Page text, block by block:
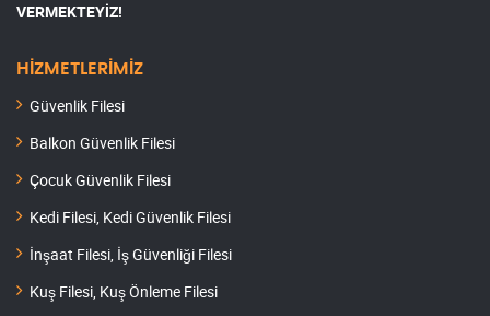
VERMEKTEYİZ!
HİZMETLERİMİZ
Güvenlik Filesi
Balkon Güvenlik Filesi
Çocuk Güvenlik Filesi
Kedi Filesi, Kedi Güvenlik Filesi
İnşaat Filesi, İş Güvenliği Filesi
Kuş Filesi, Kuş Önleme Filesi